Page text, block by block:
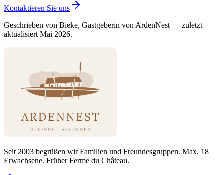
Kontaktieren Sie uns
Geschrieben von Bieke, Gastgeberin von ArdenNest — zuletzt
aktualisiert Mai 2026.
Seit 2003 begrüßen wir Familien und Freundesgruppen. Max. 18
Erwachsene. Früher Ferme du Château.